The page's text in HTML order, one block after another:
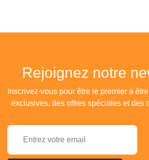
Rejoignez notre
Inscrivez-vous pour être le premier à
exclusives, des offres spéciales et des